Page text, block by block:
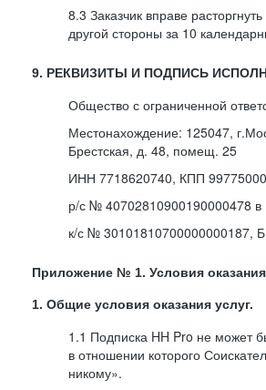
8.3 Заказчик вправе
другой стороны за 10
9. РЕКВИЗИТЫ И ПОДПИСЬ
Общество с ограниченной
Местонахождение: 125047,
Брестская, д. 48, помещ. 25
ИНН 7718620740, КПП
р/с № 40702810900190000478
к/с № 30101810700000000187,
Приложение № 1. Условия
1. Общие условия оказания услуг.
1.1 Подписка HH Pro не может
в отношении которого
никому».